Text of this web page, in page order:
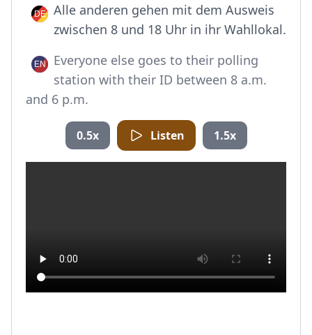
Alle anderen gehen mit dem Ausweis
zwischen 8 und 18 Uhr in ihr Wahllokal.
Everyone else goes to their polling
station with their ID between 8 a.m.
and 6 p.m.
0.5x Listen 1.5x